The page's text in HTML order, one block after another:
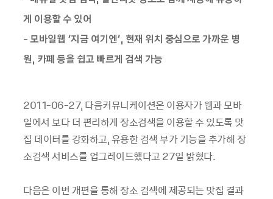
게 이용할 수 있어
- 모바일웹 ‘지금 여기엔’, 현재 위치 중심으로 가까운 병
원, 카페 등을 쉽고 빠르게 검색 가능
2011-06-27, 다음커뮤니케이션은 이용자가 웹과 모바
일에서 보다 더 편리하게 장소검색을 이용할 수 있도록 맛
집 데이터를 강화하고, 유용한 검색 부가 기능을 추가해 장
소검색 서비스를 업그레이드했다고 27일 밝혔다.
다음은 이번 개편을 통해 장소 검색에 제공되는 맛집 결과